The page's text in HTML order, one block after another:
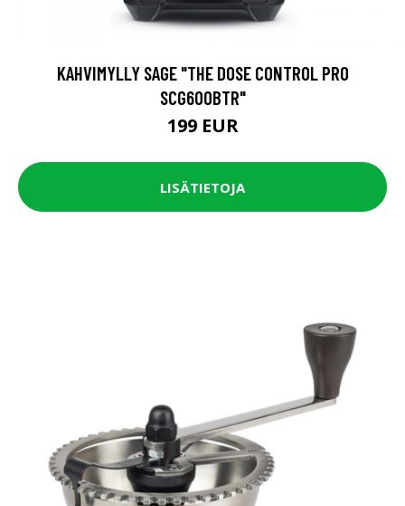
KAHVIMYLLY SAGE "THE DOSE CONTROL PRO
SCG600BTR"
199 EUR
LISÄTIETOJA